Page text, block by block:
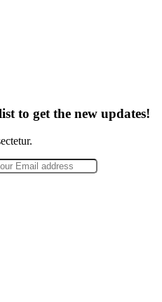
to get the new updates!